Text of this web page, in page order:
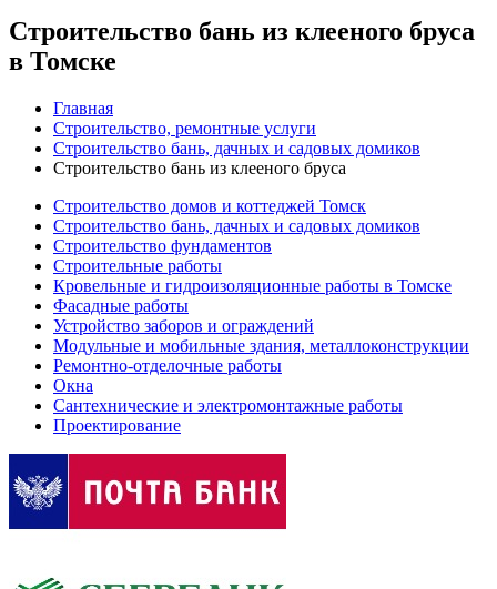
Строительство бань из клееного бруса
в Томске
Главная
Строительство, ремонтные услуги
Строительство бань, дачных и садовых домиков
Строительство бань из клееного бруса
Строительство домов и коттеджей Томск
Строительство бань, дачных и садовых домиков
Строительство фундаментов
Строительные работы
Кровельные и гидроизоляционные работы в Томске
Фасадные работы
Устройство заборов и ограждений
Модульные и мобильные здания, металлоконструкции
Ремонтно-отделочные работы
Окна
Сантехнические и электромонтажные работы
Проектирование